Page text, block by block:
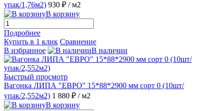
упак/1,76м2) 930 ₽ / м2
В корзину
Подробнее
Купить в 1 клик Сравнение
В избранное
В наличии
Быстрый просмотр
Вагонка ЛИПА "ЕВРО" 15*88*2900 мм сорт 0 (10шт/
упак/2,552м2) 1 880 ₽ / м2
В корзину